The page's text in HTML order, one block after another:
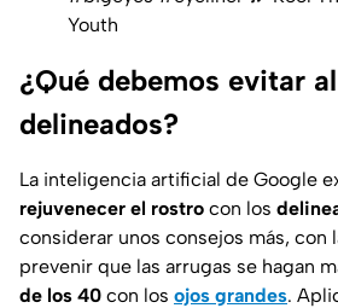
Youth
¿Qué debemos evitar
delineados?
La inteligencia artificial de Google
rejuvenecer el rostro con los
considerar unos consejos más, con
prevenir que las arrugas se hagan
de los 40 con los ojos grandes.